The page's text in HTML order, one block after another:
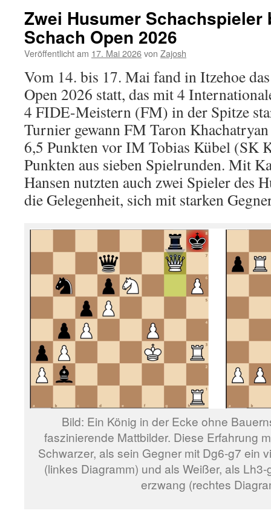
Zwei Husumer Schachspieler
Schach Open 2026
Veröffentlicht am 17. Mai 2026von Zajosh
Vom 14. bis 17. Mai fand in Itzehoe
Open 2026 statt, das mit 4
4 FIDE-Meistern (FM) in der Spitze
Turnier gewann FM Taron
6,5 Punkten vor IM Tobias Kübel (SK
Punkten aus sieben Spielrunden. Mit
Hansen nutzten auch zwei Spieler des
die Gelegenheit, sich mit starken
Bild: Ein König in der Ecke ohne
faszinierende Mattbilder. Diese Erfahrung
Schwarzer, als sein Gegner mit Dg6-g7 ein
(linkes Diagramm) und als Weißer, als
erzwang (rechtes